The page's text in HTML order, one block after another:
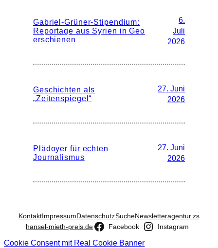
Gabriel-Grüner-Stipendium:
Reportage aus Syrien in Geo
erschienen
6.
Juli
2026
Geschichten als
„Zeitenspiegel“
27. Juni
2026
Plädoyer für echten
Journalismus
27. Juni
2026
KontaktImpressumDatenschutzSucheNewsletteragentur.zs
hansel-mieth-preis.de
Facebook Instagram
Cookie Consent mit Real Cookie Banner